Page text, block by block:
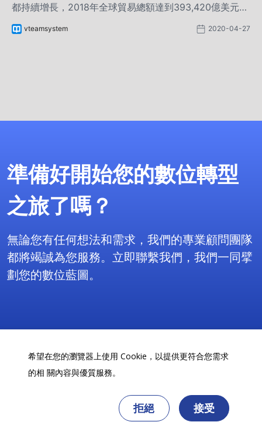
都持續增長，2018年全球貿易總額達到393,420億美元，
元，較上年增長12.5%，占全球貿易總額11.7%。
vteamsystem 2020-04-27
準備好開始您的數位轉型
之旅了嗎？
無論您有任何想法和需求，我們的專業顧問團隊
都將竭誠為您服務。立即聯繫我們，我們一同擘
劃您的數位藍圖。
免費諮詢
希望在您的瀏覽器上使用 Cookie，以提供更符合您需求
的相 關內容與優質服務。
拒絕 接受